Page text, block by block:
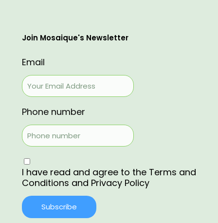
Join Mosaique's Newsletter
Email
Phone number
I have read and agree to the Terms and
Conditions and Privacy Policy
Subscribe